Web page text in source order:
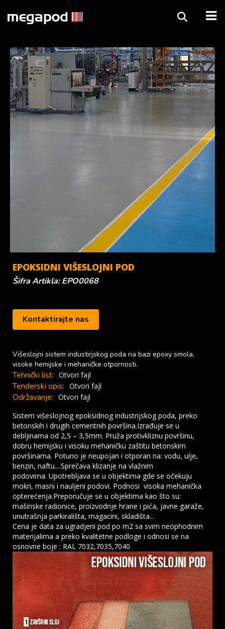
EPOKSIDNI VIŠESLOJNI POD
Šifra Artikla: EPO0068
Kontaktirajte nas
Višeslojni sistem industirjskog poda na bazi epoxy smola,
visoke hemijske i mehaničke otpornosti.
Tehnički list: Otvori fajl
Tenderski opis: Otvori fajl
Održavanje: Otvori fajl
Sistem višeslojnog epoksidnog industrijskog poda, preko
betonskih i drugih cementnih površina.Izrađuje se u
debljinama od 2,5 – 3,5mm. Pruža protivkliznu površinu,
dobru hemijsku i visoku mehaničku zaštitu betonskim
površinama. Potuno je neupojan i otporan na: vodu, ulje,
benzin, naftu....Sprečava klizanje na vlažnim
podovima. Upotrebljava se u objektima gde se očekuju
mokri, masni i nauljeni podovi. Podnosi visoka mehanička
opterećenja.Preporučuje se u objektima kao što su:
mašinske radionice, proizvodnje hrane i pića, javne garaže,
unutrašnja parkirališta, magacini, skladišta...
Cena je data za ugradjeni pod po m2 sa svim neophodnim
materijalima a preko kvalitetne podloge i odnosi se na
osnovne boje : RAL 7032,7035,7040